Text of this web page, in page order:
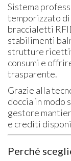
Sistema
temporizzato
braccialetti
stabilimenti
strutture
consumi e
trasparente.
Grazie alla
doccia in modo
gestore
e crediti
Perché